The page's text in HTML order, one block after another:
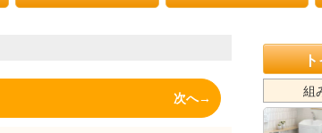
次へ→
ト
組